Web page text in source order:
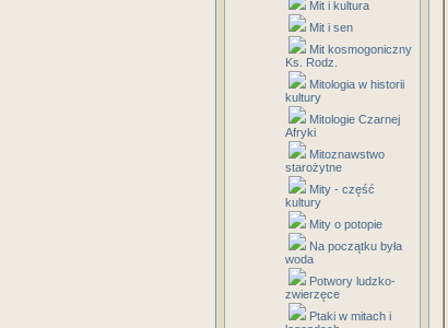
Mit i kultura
Mit i sen
Mit kosmogoniczny
Ks. Rodz.
Mitologia w historii
kultury
Mitologie Czarnej
Afryki
Mitoznawstwo
starożytne
Mity - część
kultury
Mity o potopie
Na początku była
woda
Potwory ludzko-
zwierzęce
Ptaki w mitach i